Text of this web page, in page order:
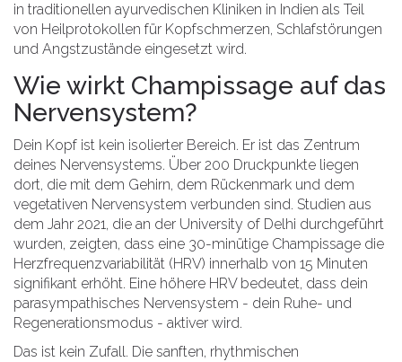
in traditionellen ayurvedischen Kliniken in Indien als Teil
von Heilprotokollen für Kopfschmerzen, Schlafstörungen
und Angstzustände eingesetzt wird.
Wie wirkt Champissage auf das
Nervensystem?
Dein Kopf ist kein isolierter Bereich. Er ist das Zentrum
deines Nervensystems. Über 200 Druckpunkte liegen
dort, die mit dem Gehirn, dem Rückenmark und dem
vegetativen Nervensystem verbunden sind. Studien aus
dem Jahr 2021, die an der University of Delhi durchgeführt
wurden, zeigten, dass eine 30-minütige Champissage die
Herzfrequenzvariabilität (HRV) innerhalb von 15 Minuten
signifikant erhöht. Eine höhere HRV bedeutet, dass dein
parasympathisches Nervensystem - dein Ruhe- und
Regenerationsmodus - aktiver wird.
Das ist kein Zufall. Die sanften, rhythmischen